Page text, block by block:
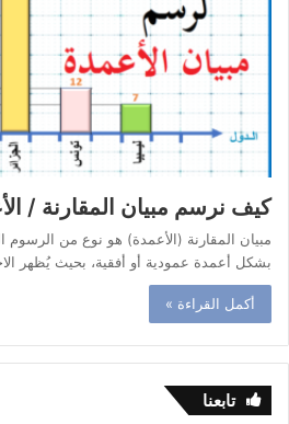
كيف نرسم مبيان المقارنة /
مبيان المقارنة (الأعمدة) هو نوع من الرسوم
بشكل أعمدة عمودية أو أفقية، بحيث يُظهر
أكمل القراءة »
تابعنا